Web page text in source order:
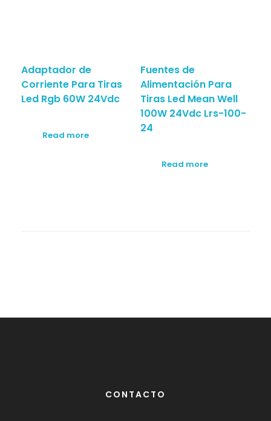
Adaptador de
Corriente Para Tiras
Led Rgb 60W 24Vdc
Read more
Fuentes de
Alimentación Para
Tiras Led Mean Well
100W 24Vdc Lrs-100-
24
Read more
CONTACTO